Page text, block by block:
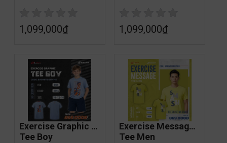
1,099,000₫ 1,099,000₫
Exercise Graphic
Tee Boy
Exercise Message
Tee Men